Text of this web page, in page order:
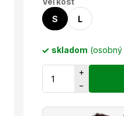
S
L
skladom
+
−